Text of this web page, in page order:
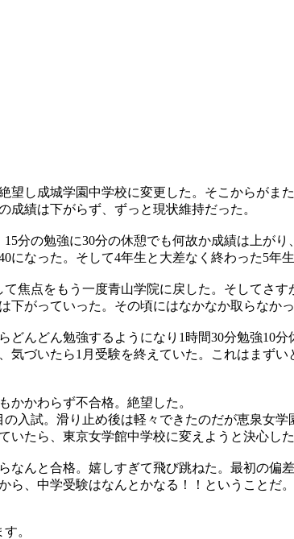
し成城学園中学校に変更した。そこからがま
績は下がらず、ずっと現状維持だった。
分の勉強に30分の休憩でも何故か成績は上が
なった。そして4年生と大差なく終わった5年生
焦点をもう一度青山学院に戻した。そしてさ
がっていった。その頃にはなかなか取らなか
んどん勉強するようになり1時間30分勉強10
づいたら1月受験を終えていた。これはまず
かかわらず不合格。絶望した。
入試。滑り止め後は軽々できたのだが恵泉女
たら、東京女学館中学校に変えようと決心した
んと合格。嬉しすぎて飛び跳ねた。最初の偏
、中学受験はなんとかなる！！ということだ。
。